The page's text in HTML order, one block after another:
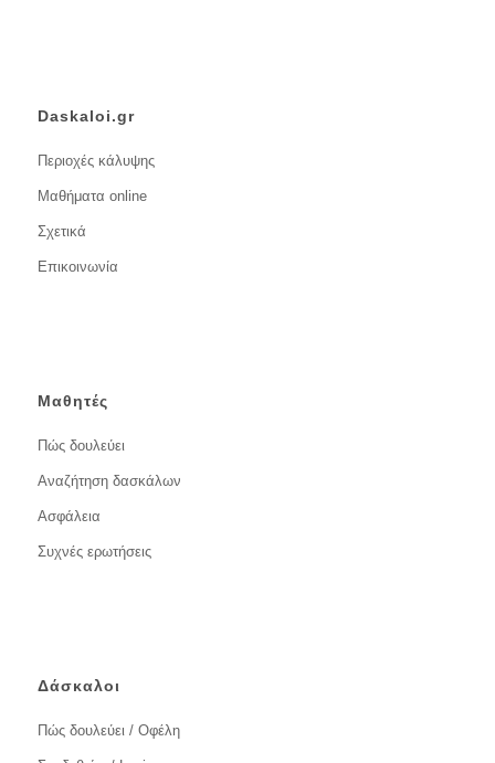
Daskaloi.gr
Περιοχές κάλυψης
Μαθήματα online
Σχετικά
Επικοινωνία
Μαθητές
Πώς δουλεύει
Αναζήτηση δασκάλων
Ασφάλεια
Συχνές ερωτήσεις
Δάσκαλοι
Πώς δουλεύει / Οφέλη